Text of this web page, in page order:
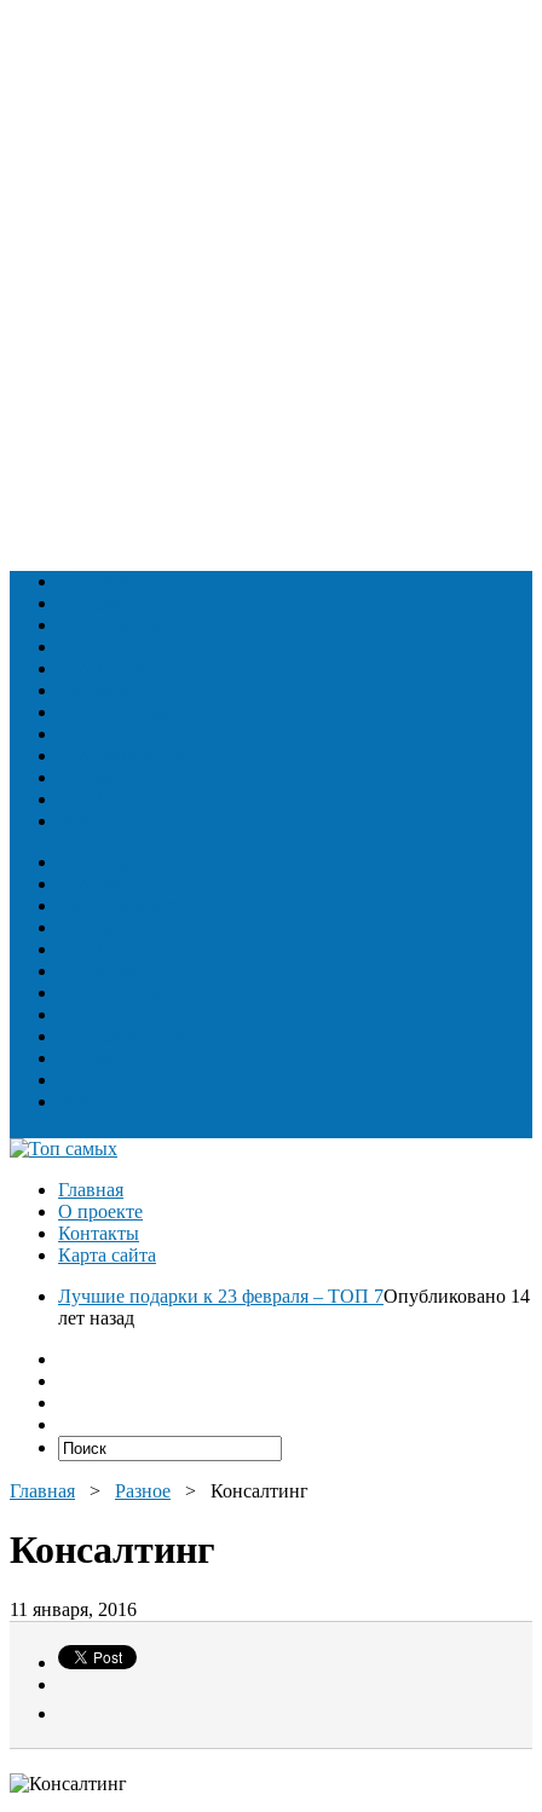
Главная
О проекте
Контакты
Карта сайта
Лучшие подарки к 23 февраля – ТОП 7Опубликовано 14
лет назад
Главная > Разное > Консалтинг
Консалтинг
11 января, 2016